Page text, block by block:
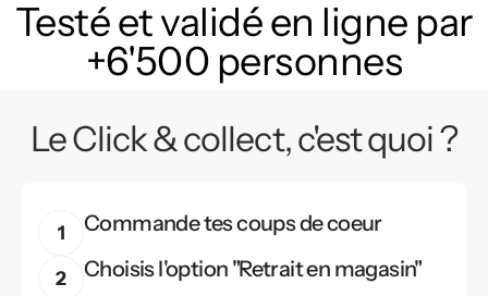
Testé et validé en ligne par
+6'500 personnes
Le Click & collect, c'est quoi ?
Commande tes coups de coeur
Choisis l'option "Retrait en magasin"